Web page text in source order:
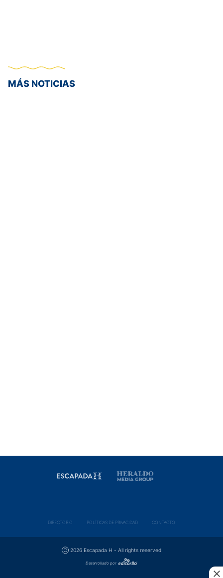
MÁS NOTICIAS
DIRECTORIO POLÍ­TICAS DE PRIVACIDAD CONTACTO
Ⓒ 2026 Escapada H - All rights reserved
Desarrollado por